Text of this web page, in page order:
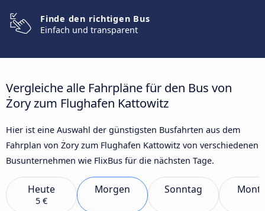
Finde den richtigen Bus
Einfach und transparent
Vergleiche alle Fahrpläne für den Bus von
Żory zum Flughafen Kattowitz
Hier ist eine Auswahl der günstigsten Busfahrten aus dem
Fahrplan von Żory zum Flughafen Kattowitz von verschiedenen
Busunternehmen wie FlixBus für die nächsten Tage.
Heute
5 €
Morgen Sonntag